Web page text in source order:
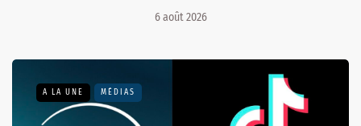
6 août 2026
A LA UNE MÉDIAS